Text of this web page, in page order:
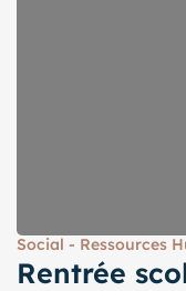
Social - Ressources
Rentrée